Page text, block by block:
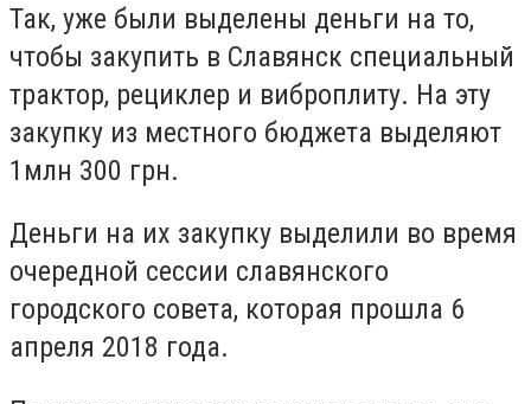
Так, уже были выделены деньги на то,
чтобы закупить в Славянск специальный
трактор, рециклер и виброплиту. На эту
закупку из местного бюджета выделяют
1млн 300 грн.
Деньги на их закупку выделили во время
очередной сессии славянского
городского совета, которая прошла 6
апреля 2018 года.